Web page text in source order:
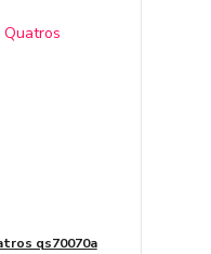
qs70070a